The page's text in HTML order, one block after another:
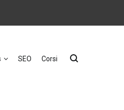
SEO Corsi